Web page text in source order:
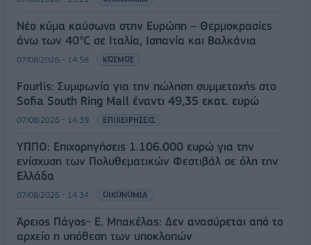
Νέο κύμα καύσωνα στην Ευρώπη – Θερμοκρασίες
άνω των 40°C σε Ιταλία, Ισπανία και Βαλκάνια
07/08/2026 - 14:58 ΚΟΣΜΟΣ
Fourlis: Συμφωνία για την πώληση συμμετοχής στο
Sofia South Ring Mall έναντι 49,35 εκατ. ευρώ
07/08/2026 - 14:39 ΕΠΙΧΕΙΡΗΣΕΙΣ
ΥΠΠΟ: Επιχορηγήσεις 1.106.000 ευρώ για την
ενίσχυση των Πολυθεματικών Φεστιβάλ σε όλη την
Ελλάδα
07/08/2026 - 14:34 ΟΙΚΟΝΟΜΙΑ
Άρειος Πάγος- Ε. Μπακέλας: Δεν ανασύρεται από το
αρχείο η υπόθεση των υποκλοπών